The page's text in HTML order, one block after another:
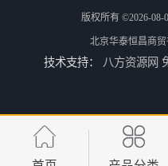
建筑五金材料供应配送
版权所有 ©2026-08-
北京华泰恒昌商贸
技术支持： 八方资源网